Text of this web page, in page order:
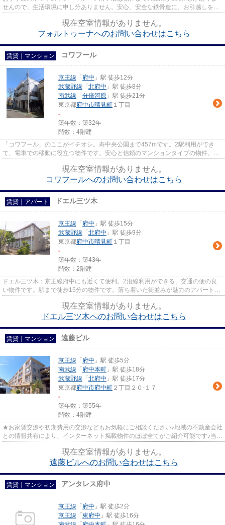
せんので、生活環境に申し分ありません。安心、安全な鉄骨造に、お引越しをご
現在空室情報がありません。
フォルトゥーナへのお問い合わせはこちら
賃貸｜マンション コワフール
京王線 「 府中 」駅 徒歩12分
武蔵野線 「 北府中 」駅 徒歩8分
南武線 「 分倍河原 」駅 徒歩21分
東京都府中市晴見町 １丁目
-
築年数：築32年
階数：4階建
「コワフール」のここがイチオシ。寿中央公園まで457mです。2駅利用ができ
て、電車での移動に役立つ物件です。安心と信頼のマンションタイプの物件。
現在空室情報がありません。
コワフールへのお問い合わせはこちら
賃貸｜アパート ドエル三ツ木
京王線 「 府中 」駅 徒歩15分
武蔵野線 「 北府中 」駅 徒歩9分
東京都府中市晴見町 １丁目
-
築年数：築43年
階数：2階建
ドエル三ツ木：京王線府中にも近くて便利。2沿線利用ができる、交通の便の良
い物件です。駅まで徒歩15分の物件です。落ち着いた街並みが魅力のアパートは
現在空室情報がありません。
ドエル三ツ木へのお問い合わせはこちら
賃貸｜マンション 遠藤ビル
京王線 「 府中 」駅 徒歩5分
南武線 「 府中本町 」駅 徒歩18分
武蔵野線 「 北府中 」駅 徒歩17分
東京都府中市府中町 ２丁目２０-１７
-
築年数：築55年
階数：4階建
★お家賃交渉や初期費用の交渉などもお気軽にご相談ください♪地域の不動産会社
との情報共有により、インターネット掲載物件のほぼ全てがご紹介可能です♪当店
現在空室情報がありません。
遠藤ビルへのお問い合わせはこちら
賃貸｜マンション アンタレス府中
京王線 「 府中 」駅 徒歩2分
京王線 「 東府中 」駅 徒歩16分